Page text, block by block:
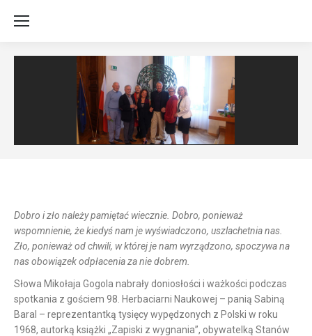
Dobro i zło należy pamiętać wiecznie. Dobro, ponieważ
wspomnienie, że kiedyś nam je wyświadczono, uszlachetnia nas.
Zło, ponieważ od chwili, w której je nam wyrządzono, spoczywa na
nas obowiązek odpłacenia za nie dobrem.
Słowa Mikołaja Gogola nabrały doniosłości i ważkości podczas
spotkania z gościem 98. Herbaciarni Naukowej – panią Sabiną
Baral – reprezentantką tysięcy wypędzonych z Polski w roku
1968, autorką książki „Zapiski z wygnania”, obywatelką Stanów